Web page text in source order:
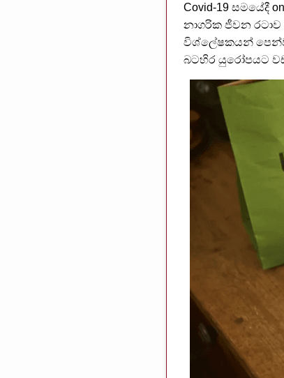
Covid-19 සමයේදී
නාගරික ජීවන
විශ්ලේෂකයන් පෙන්වා
බටහිර යුරෝපයට